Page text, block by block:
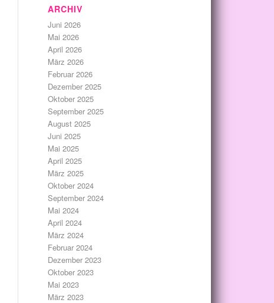
ARCHIV
Juni 2026
Mai 2026
April 2026
März 2026
Februar 2026
Dezember 2025
Oktober 2025
September 2025
August 2025
Juni 2025
Mai 2025
April 2025
März 2025
Oktober 2024
September 2024
Mai 2024
April 2024
März 2024
Februar 2024
Dezember 2023
Oktober 2023
Mai 2023
März 2023